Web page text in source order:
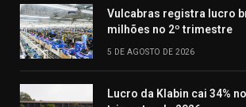
Vulcabras registra lucro
milhões no 2º trimestre
5 DE AGOSTO DE 2026
Lucro da Klabin cai 34%